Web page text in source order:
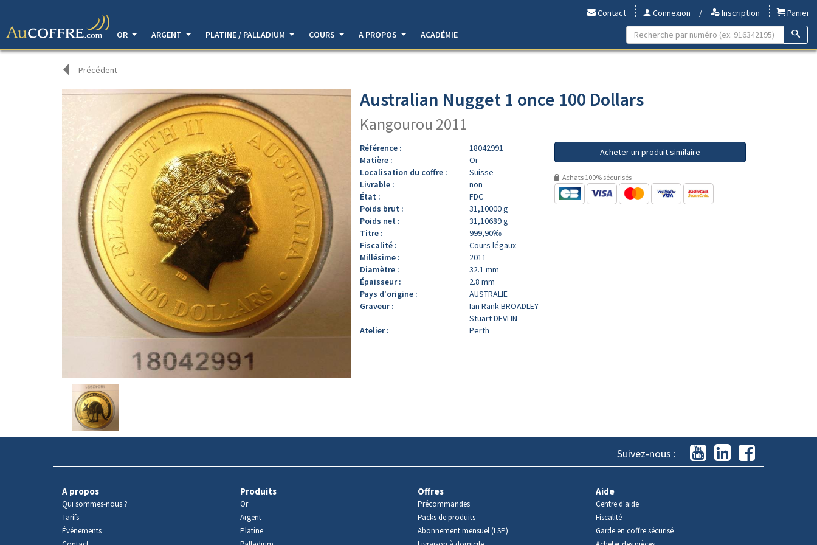
Contact Connexion / Inscription
Panier
OR
ARGENT PLATINE / PALLADIUM COURS A PROPOS ACADÉMIE
Précédent
Avers
produit
Australian Nugget 1 once 100 Dollars
Kangourou 2011
Référence :
18042991
Matière :
Or
Localisation du coffre :
Suisse
Livrable :
non
État :
FDC
Poids brut :
31,10000 g
Poids net :
31,10689 g
Titre :
999,90‰
Fiscalité :
Cours légaux
Millésime :
2011
Diamètre :
32.1 mm
Épaisseur :
2.8 mm
Pays d'origine :
AUSTRALIE
Graveur :
Ian Rank BROADLEY
Stuart DEVLIN
Atelier :
Perth
Acheter un produit similaire
Achats 100% sécurisés
Suivez-nous :
A propos
Qui sommes-nous ?
Tarifs
Événements
Produits
Or
Argent
Platine
Offres
Précommandes
Packs de produits
Abonnement mensuel (LSP)
Aide
Centre d'aide
Fiscalité
Garde en coffre sécurisé